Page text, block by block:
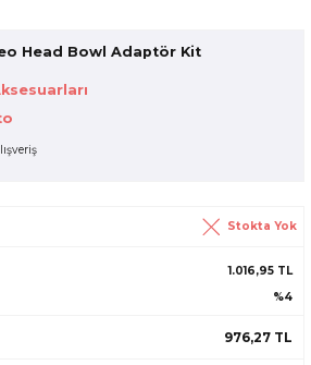
Head Bowl Adaptör Kit
Stokta Yok
1.016,95 TL
%4
976,27 TL